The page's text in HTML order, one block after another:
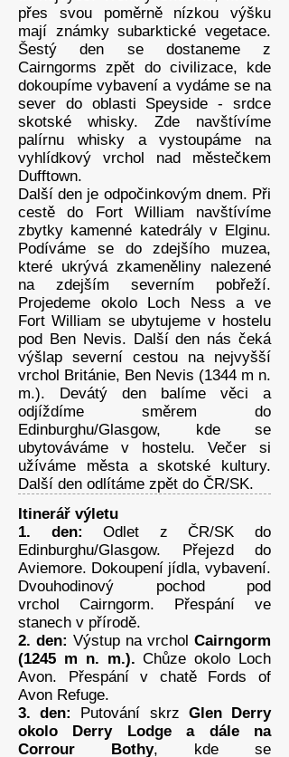
přes svou poměrně nízkou výšku
mají známky subarktické vegetace.
Šestý den se dostaneme z
Cairngorms zpět do civilizace, kde
dokoupíme vybavení a vydáme se na
sever do oblasti Speyside - srdce
skotské whisky. Zde navštívíme
palírnu whisky a vystoupáme na
vyhlídkový vrchol nad městečkem
Dufftown.
Další den je odpočinkovým dnem. Při
cestě do Fort William navštívíme
zbytky kamenné katedrály v Elginu.
Podíváme se do zdejšího muzea,
které ukrývá zkameněliny nalezené
na zdejším severním pobřeží.
Projedeme okolo Loch Ness a ve
Fort William se ubytujeme v hostelu
pod Ben Nevis. Další den nás čeká
výšlap severní cestou na nejvyšší
vrchol Británie, Ben Nevis (1344 m n.
m.). Devátý den balíme věci a
odjíždíme směrem do
Edinburghu/Glasgow, kde se
ubytováváme v hostelu. Večer si
užíváme města a skotské kultury.
Další den odlítáme zpět do ČR/SK.
Itinerář výletu
1. den:Odlet z ČR/SK do
Edinburghu/Glasgow. Přejezd do
Aviemore. Dokoupení jídla, vybavení.
Dvouhodinový pochod pod
vrchol Cairngorm. Přespání ve
stanech v přírodě.
2. den: Výstup na vrchol Cairngorm
(1245 m n. m.). Chůze okolo Loch
Avon. Přespání v chatě Fords of
Avon Refuge.
3. den:
Putování skrz Glen Derry
okolo Derry Lodge a dále na
Corrour Bothy, kde se